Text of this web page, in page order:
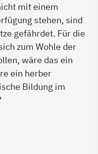
mit einem
stehen, sind
gefährdet. Für die
zum Wohle der
wäre das ein
ein herber
Bildung im